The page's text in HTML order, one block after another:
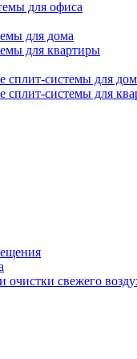
для офиса
для дома
для квартиры
сплит-системы для
сплит-системы для
свежего